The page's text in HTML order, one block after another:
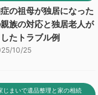
の祖母が独居になった
族の対応と独居老人が
たトラブル例
10/25
じまいで遺品整理と家の相続